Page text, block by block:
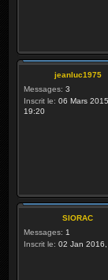
jeanluc1975
Messages: 3
Inscrit le: 06 Mars 2015,
19:20
SIORAC
Messages: 1
Inscrit le: 02 Jan 2016,